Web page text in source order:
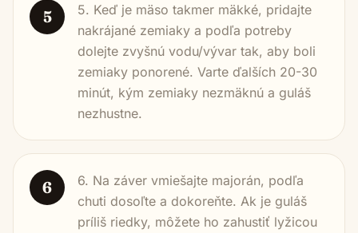
5
5. Keď je mäso takmer mäkké, pridajte
nakrájané zemiaky a podľa potreby
dolejte zvyšnú vodu/vývar tak, aby boli
zemiaky ponorené. Varte ďalších 20-30
minút, kým zemiaky nezmäknú a guláš
nezhustne.
6
6. Na záver vmiešajte majorán, podľa
chuti dosoľte a dokoreňte. Ak je guláš
príliš riedky, môžete ho zahustiť lyžicou